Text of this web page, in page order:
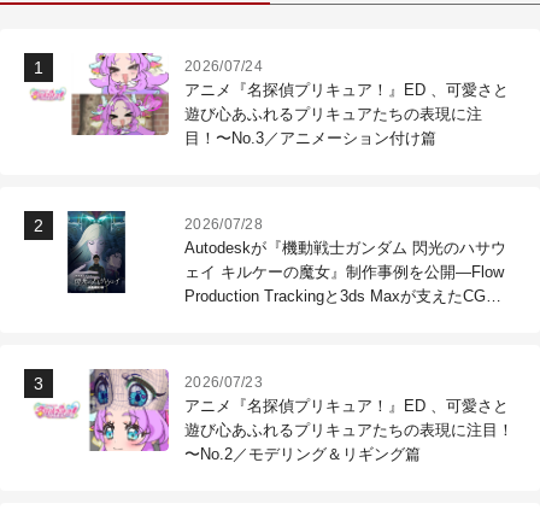
2026/07/24
アニメ『名探偵プリキュア！』ED 、可愛さと
遊び心あふれるプリキュアたちの表現に注
目！〜No.3／アニメーション付け篇
2026/07/28
Autodeskが『機動戦士ガンダム 閃光のハサウ
ェイ キルケーの魔女』制作事例を公開―Flow
Production Trackingと3ds Maxが支えたCG制
2026/07/23
アニメ『名探偵プリキュア！』ED 、可愛さと
遊び心あふれるプリキュアたちの表現に注目！
〜No.2／モデリング＆リギング篇